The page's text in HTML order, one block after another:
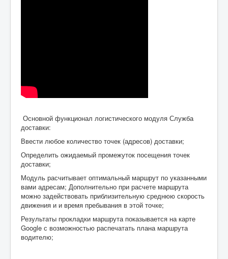
Основной функционал логистического модуля Служба
доставки:
Ввести любое количество точек (адресов) доставки;
Определить ожидаемый промежуток посещения точек
доставки;
Модуль расчитывает оптимальный маршрут по указанными
вами адресам; Дополнительно при расчете маршрута
можно задействовать приблизительную среднюю скорость
движения и и время пребывания в этой точке;
Результаты прокладки маршрута показывается на карте
Google с возможностью распечатать плана маршрута
водителю;